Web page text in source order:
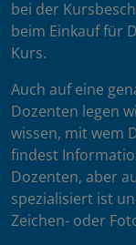
bei der
beim Einkauf für
Kurs.
Auch auf eine
Dozenten legen
wissen, mit wem
findest
Dozenten, aber
spezialisiert ist
Zeichen- oder